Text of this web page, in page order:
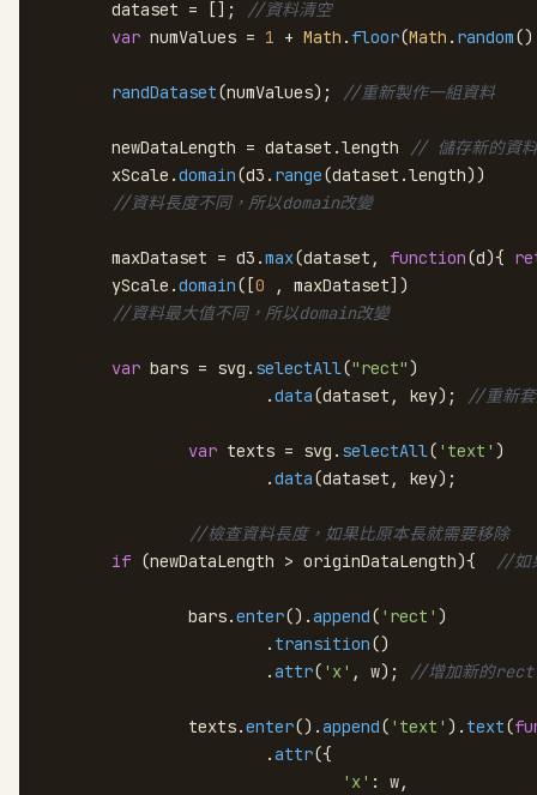
	dataset = [];
//資料清空
var numValues = 1 + Math . floor(Math . random
randDataset(numValues); //重新製作一組資料
	newDataLength = dataset.
length
// 儲存新的資
	xScale.
domain(d3. range(dataset.length))
//資料長度不同，所以domain改變
	maxDataset = d3.
max(dataset, function(d){
	yScale.
domain([0 , maxDataset])
//資料最大值不同，所以domain改變
var bars = svg. selectAll("rect")
			.
data(dataset, key); //重新
var texts = svg. selectAll( 'text' )
			.
data(dataset, key);
//檢查資料長度，如果比原本長就需要移除
if (newDataLength > originDataLength){ //如
		bars.
enter().append( 'rect' )
			.
transition()
			.
attr( 'x' , w); //增加新的rect
		texts.
enter().append( 'text' ). text(
			.
attr({
'x' : w,